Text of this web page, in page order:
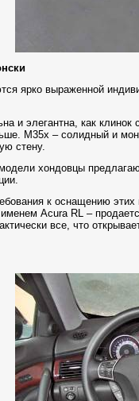
ярко выраженной
и элегантна, как
М35х – солидный и
стену.
хондовцы
к оснащению
Acura RL –
все, что